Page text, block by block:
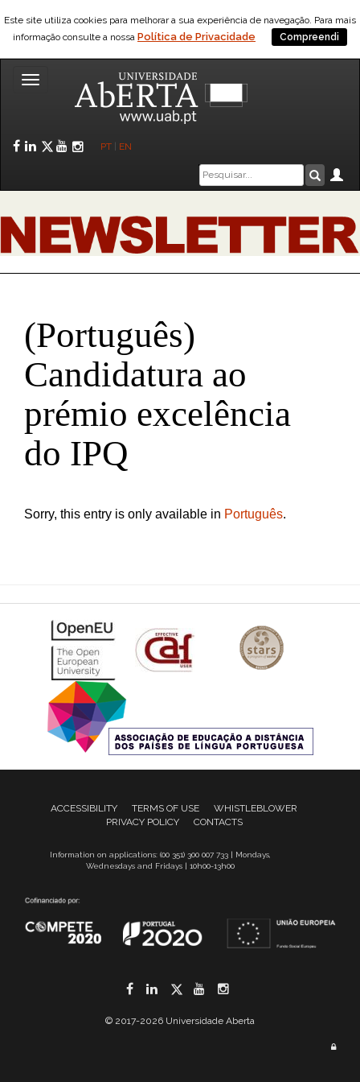
Este site utiliza cookies para melhorar a sua experiência de navegação. Para mais
informação consulte a nossa Política de Privacidade Compreendi
Toggle
Facebook
LinkedIn
Twitter
YouTube
Instagram
PT EN
Caixa
de
(Português)
Candidatura ao
prémio excelência
do IPQ
Sorry, this entry is only available in Português.
ACCESSIBILITY TERMS OF USE
WHISTLEBLOWER
PRIVACY POLICY
CONTACTS
Information on applications: (00 351) 300 007 733 | Mondays,
Wednesdays and Fridays | 10h00-13h00
Facebook
LinkedIn
Twitter
YouTube
© 2017-2026 Universidade Aberta